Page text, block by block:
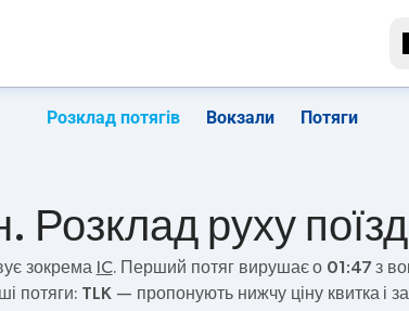
Розклад потягів Вокзали Потяги
Розклад руху
зокрема IC. Перший потяг вирушає о 01:47 з
потяги: TLK — пропонують нижчу ціну квитка і